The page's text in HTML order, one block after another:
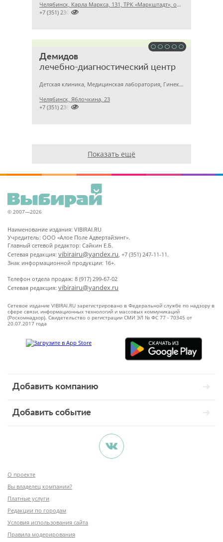
Челябинск, Карла Маркса, 131, ТРК «Маркштадт», офис 305

+7 (351) 2304678
Демидов
лечебно-диагностический центр
Детская клиника, Медицинская лаборатория, Гинекология
Челябинск, Яблочкина, 23

+7 (351) 2364133
Показать ещё
© 2007—2026
Наименование издания: VIBIRAI.RU
Учредитель: ООО «Алое Поле Адвертайзинг».
Главный сетевой редактор: Сайкин Е.Б.
Сетевая редакция: vibirairu@yandex.ru, +7 (351) 247-11-11.
Знак информационной продукции: 16+.
Телефон отдела продаж: 8 (917) 299-67-02
Сетевая редакция: vibirairu@yandex.ru
Сетевое издание VIBIRAI.RU зарегистрировано в Федеральной службе по надзору в
сфере связи, информационных технологий и массовых коммуникаций
(Роскомнадзор). Свидетельство о регистрации СМИ ЭЛ № ФС 77 - 70345 от
20.07.2017 года
Добавить компанию
Добавить событие
О проекте
Вы владелец компании?
Платные услуги
Редакции по городам
Условия использования сайта
Правила модерирования